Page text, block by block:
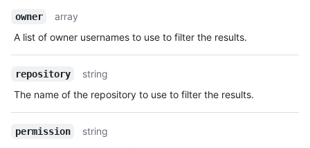
owner
array
A list of owner usernames to use to filter the results.
repository
string
The name of the repository to use to filter the results.
permission
string